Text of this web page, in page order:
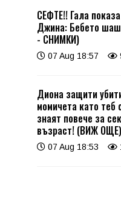
СЕФТЕ!! Гала
Джина: Бебето
- СНИМКИ)
07 Aug 18:57
Диона защити
момичета като теб
знаят повече за
възраст! (ВИЖ ОЩЕ)
07 Aug 18:53